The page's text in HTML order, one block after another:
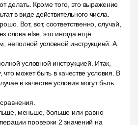
делать. Кроме того, это выражение
в виде действительного числа.
Вот, вот, соответственно, случай,
слова else, это иногда ещё
неполной условной инструкцией. А
условной инструкцией. Итак,
что может быть в качестве условия. В
в качестве условия могут быть
меньше, больше или равно
проверки 2 значений на